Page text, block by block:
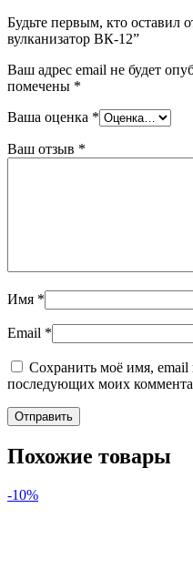
Будьте первым, кто оставил
вулканизатор ВК-12”
Ваш адрес email не будет
помечены *
Ваша оценка *
Ваш отзыв *
Имя *
Email *
Сохранить моё имя, email
последующих моих
Похожие товары
-10%